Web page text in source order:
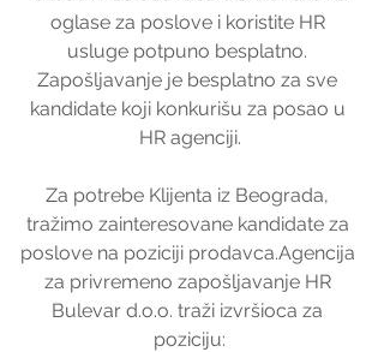
oglase za poslove i koristite HR
usluge potpuno besplatno.
Zapošljavanje je besplatno za sve
kandidate koji konkurišu za posao u
HR agenciji.
Za potrebe Klijenta iz Beograda,
tražimo zainteresovane kandidate za
poslove na poziciji prodavca.Agencija
za privremeno zapošljavanje HR
Bulevar d.o.o. traži izvršioca za
poziciju: